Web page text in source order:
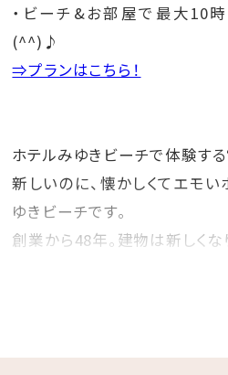
・ビーチ&お部屋で最大10
(^^)♪
⇒プランはこちら！
ホテルみゆきビーチで体験する
新しいのに、懐かしくてエモ
ゆきビーチです。
創業から48年。建物は新しくな
し、昭和レトロな雰囲気を感じ
か？